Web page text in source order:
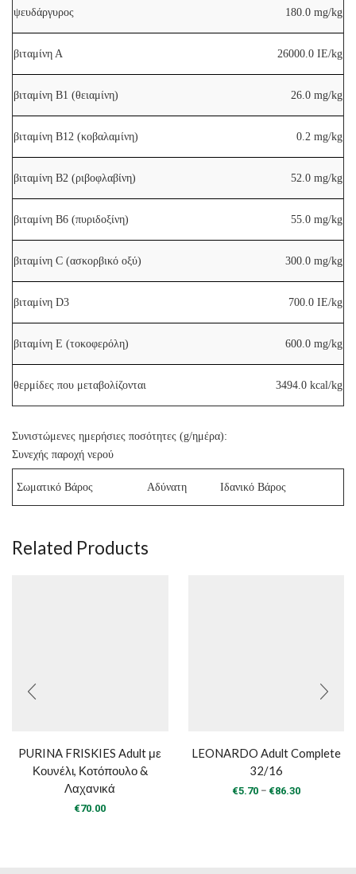
ψευδάργυρος 180.0 mg/kg
βιταμίνη Α 26000.0 IE/kg
βιταμίνη Β1 (θειαμίνη) 26.0 mg/kg
βιταμίνη Β12 (κοβαλαμίνη) 0.2 mg/kg
βιταμίνη Β2 (ριβοφλαβίνη) 52.0 mg/kg
βιταμίνη Β6 (πυριδοξίνη) 55.0 mg/kg
βιταμίνη C (ασκορβικό οξύ) 300.0 mg/kg
βιταμίνη D3 700.0 IE/kg
βιταμίνη Ε (τοκοφερόλη) 600.0 mg/kg
θερμίδες που μεταβολίζονται 3494.0 kcal/kg
Συνιστώμενες ημερήσιες ποσότητες (g/ημέρα):
Συνεχής παροχή νερού
Σωματικό Βάρος Αδύνατη Ιδανικό Βάρος
Related Products
PURINA FRISKIES Adult με
Κουνέλι, Κοτόπουλο &
Λαχανικά
€70.00
LEONARDO Adult Complete
32/16
€5.70 – €86.30Price